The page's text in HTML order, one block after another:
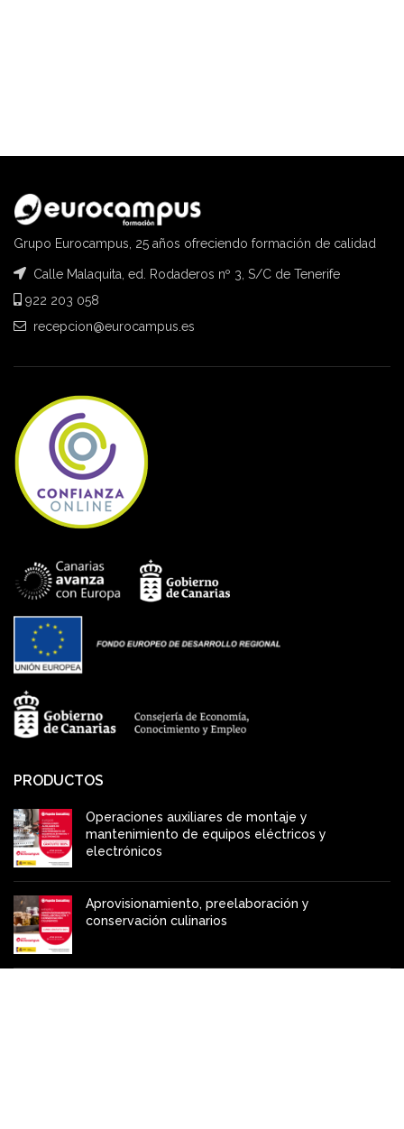
Grupo Eurocampus, 25 años ofreciendo formación de calidad
Calle Malaquita, ed. Rodaderos nº 3, S/C de Tenerife
922 203 058
recepcion@eurocampus.es
PRODUCTOS
Operaciones auxiliares de montaje y
mantenimiento de equipos eléctricos y
electrónicos
Aprovisionamiento, preelaboración y
conservación culinarios